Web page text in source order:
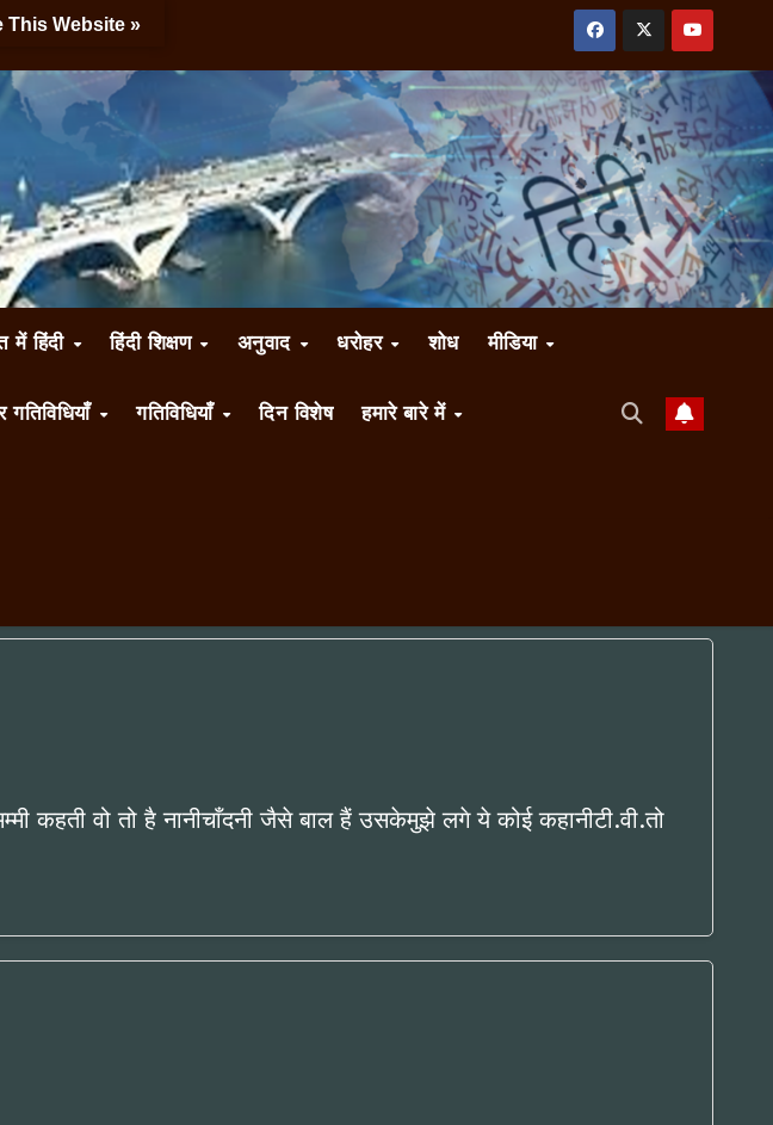
में हिंदी हिंदी शिक्षण अनुवाद धरोहर शोध मीडिया
गतिविधियाँ गतिविधियाँ दिन विशेष हमारे बारे में
कहती वो तो है नानीचाँदनी जैसे बाल हैं उसकेमुझे लगे ये कोई कहानीटी.वी.तो
This Website »